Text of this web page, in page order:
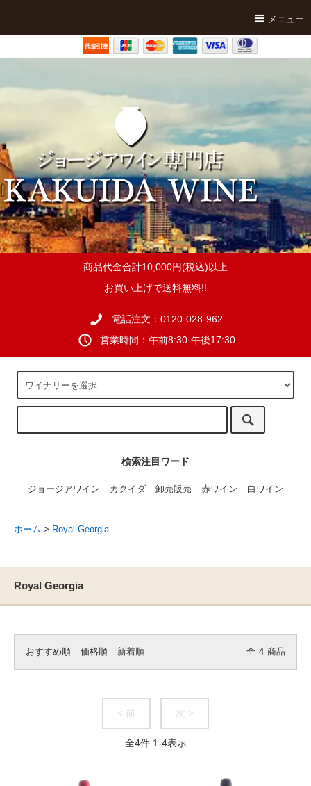
メニュー
商品代金合計10,000円(税込)以上
お買い上げで送料無料!!
電話注文：0120-028-962
営業時間：午前8:30-午後17:30
検索注目ワード
ジョージアワイン カクイダ 卸売販売 赤ワイン 白ワイン
ホーム > Royal Georgia
Royal Georgia
おすすめ順 価格順 新着順 全 4 商品
< 前 次 >
全4件 1-4表示